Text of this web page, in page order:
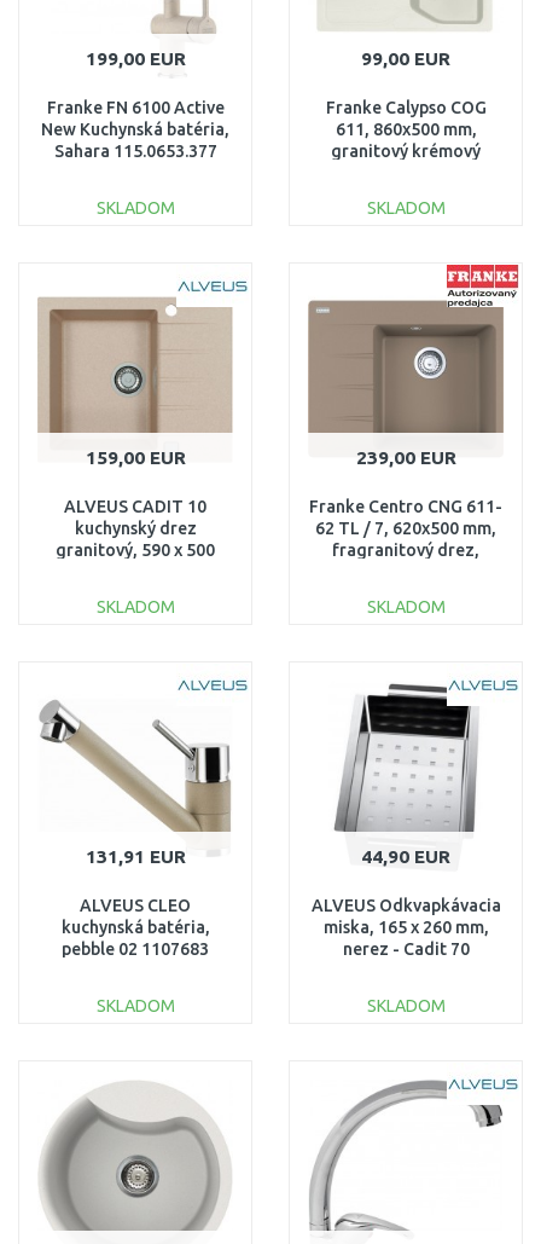
199,00 EUR
Franke FN 6100 Active
New Kuchynská batéria,
Sahara 115.0653.377
SKLADOM
Porovnať
99,00 EUR
Franke Calypso COG
611, 860x500 mm,
granitový krémový
SKLADOM
Porovnať
159,00 EUR
ALVEUS CADIT 10
kuchynský drez
granitový, 590 x 500
SKLADOM
239,00 EUR
Franke Centro CNG 611-
62 TL / 7, 620x500 mm,
fragranitový drez,
SKLADOM
Porovnať
131,91 EUR
ALVEUS CLEO
kuchynská batéria,
pebble 02 1107683
SKLADOM
44,90 EUR
ALVEUS Odkvapkávacia
miska, 165 x 260 mm,
nerez - Cadit 70
SKLADOM
Porovnať